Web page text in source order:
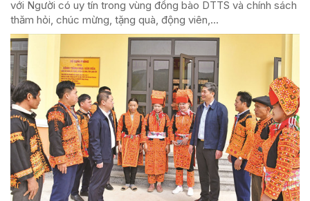
với Người có uy tín trong vùng đồng bào DTTS và chính sách
thăm hỏi, chúc mừng, tặng quà, động viên,...